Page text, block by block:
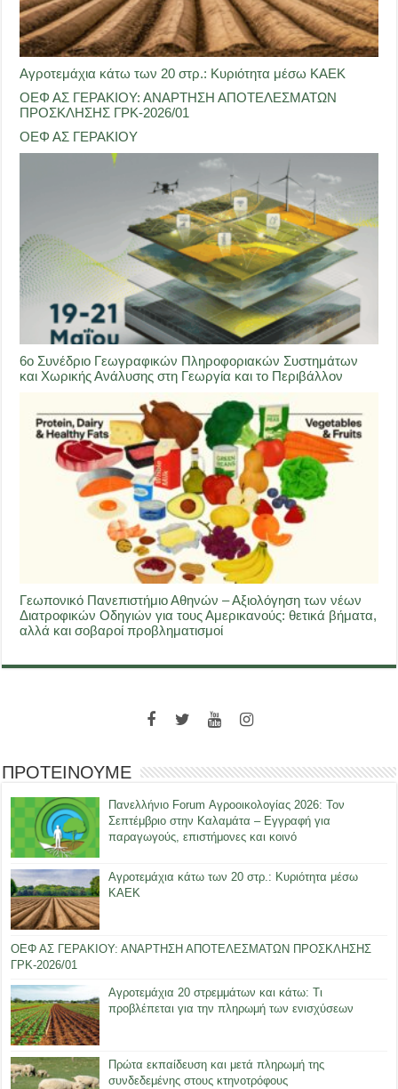
Αγροτεμάχια κάτω των 20 στρ.: Κυριότητα μέσω ΚΑΕΚ
ΟΕΦ ΑΣ ΓΕΡΑΚΙΟΥ: ΑΝΑΡΤΗΣΗ ΑΠΟΤΕΛΕΣΜΑΤΩΝ
ΠΡΟΣΚΛΗΣΗΣ ΓΡΚ-2026/01
ΟΕΦ ΑΣ ΓΕΡΑΚΙΟΥ
6ο Συνέδριο Γεωγραφικών Πληροφοριακών Συστημάτων
και Χωρικής Ανάλυσης στη Γεωργία και το Περιβάλλον
Γεωπονικό Πανεπιστήμιο Αθηνών – Αξιολόγηση των νέων
Διατροφικών Οδηγιών για τους Αμερικανούς: θετικά βήματα,
αλλά και σοβαροί προβληματισμοί
ΠΡΟΤΕΙΝΟΥΜΕ
Πανελλήνιο Forum Αγροοικολογίας 2026: Τον
Σεπτέμβριο στην Καλαμάτα – Εγγραφή για
παραγωγούς, επιστήμονες και κοινό
Αγροτεμάχια κάτω των 20 στρ.: Κυριότητα μέσω
ΚΑΕΚ
ΟΕΦ ΑΣ ΓΕΡΑΚΙΟΥ: ΑΝΑΡΤΗΣΗ ΑΠΟΤΕΛΕΣΜΑΤΩΝ ΠΡΟΣΚΛΗΣΗΣ
ΓΡΚ-2026/01
Αγροτεμάχια 20 στρεμμάτων και κάτω: Τι
προβλέπεται για την πληρωμή των ενισχύσεων
Πρώτα εκπαίδευση και μετά πληρωμή της
συνδεδεμένης στους κτηνοτρόφους